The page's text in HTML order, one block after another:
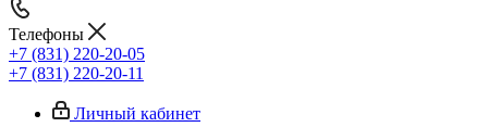
Телефоны
+7 (831) 220-20-05
+7 (831) 220-20-11
Личный кабинет